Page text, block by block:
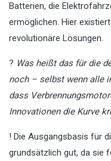
Batterien, die
ermöglichen. Hier
revolutionäre Lösungen.
? Was heißt das für die
noch – selbst wenn alle
dass
Innovationen die Kurve
! Die Ausgangsbasis für
grundsätzlich gut, da sie